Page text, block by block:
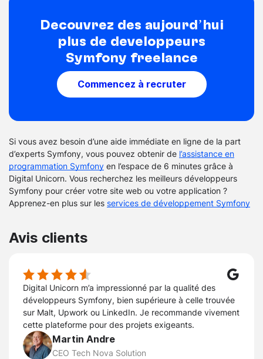
Découvrez dès aujourd’hui
plus de développeurs
Symfony freelance
Commencez à recruter
Si vous avez besoin d’une aide immédiate en ligne de la part
d’experts Symfony, vous pouvez obtenir de l’assistance en
programmation Symfony en l’espace de 6 minutes grâce à
Digital Unicorn. Vous recherchez les meilleurs développeurs
Symfony pour créer votre site web ou votre application ?
Apprenez-en plus sur les services de développement Symfony
Avis clients
Digital Unicorn m’a impressionné par la qualité des
développeurs Symfony, bien supérieure à celle trouvée
sur Malt, Upwork ou LinkedIn. Je recommande vivement
cette plateforme pour des projets exigeants.
Martin Andre
CEO Tech Nova Solution